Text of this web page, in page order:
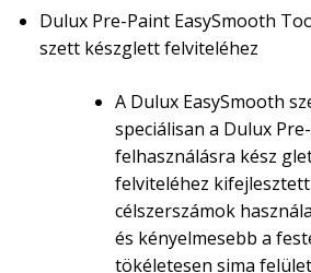
Dulux Pre-Paint EasySmooth
szett készglett felviteléhez
A Dulux EasySmooth
speciálisan a Dulux
felhasználásra kész
felviteléhez
célszerszámok
és kényelmesebb a
tökéletesen sima